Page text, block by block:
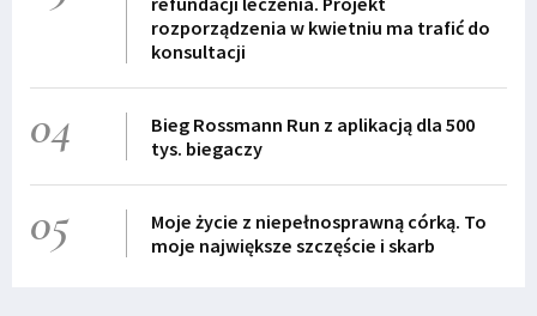
rozporządzenia w kwietniu ma trafić do
konsultacji
04
Bieg Rossmann Run z aplikacją dla 500
tys. biegaczy
05
Moje życie z niepełnosprawną córką. To
moje największe szczęście i skarb